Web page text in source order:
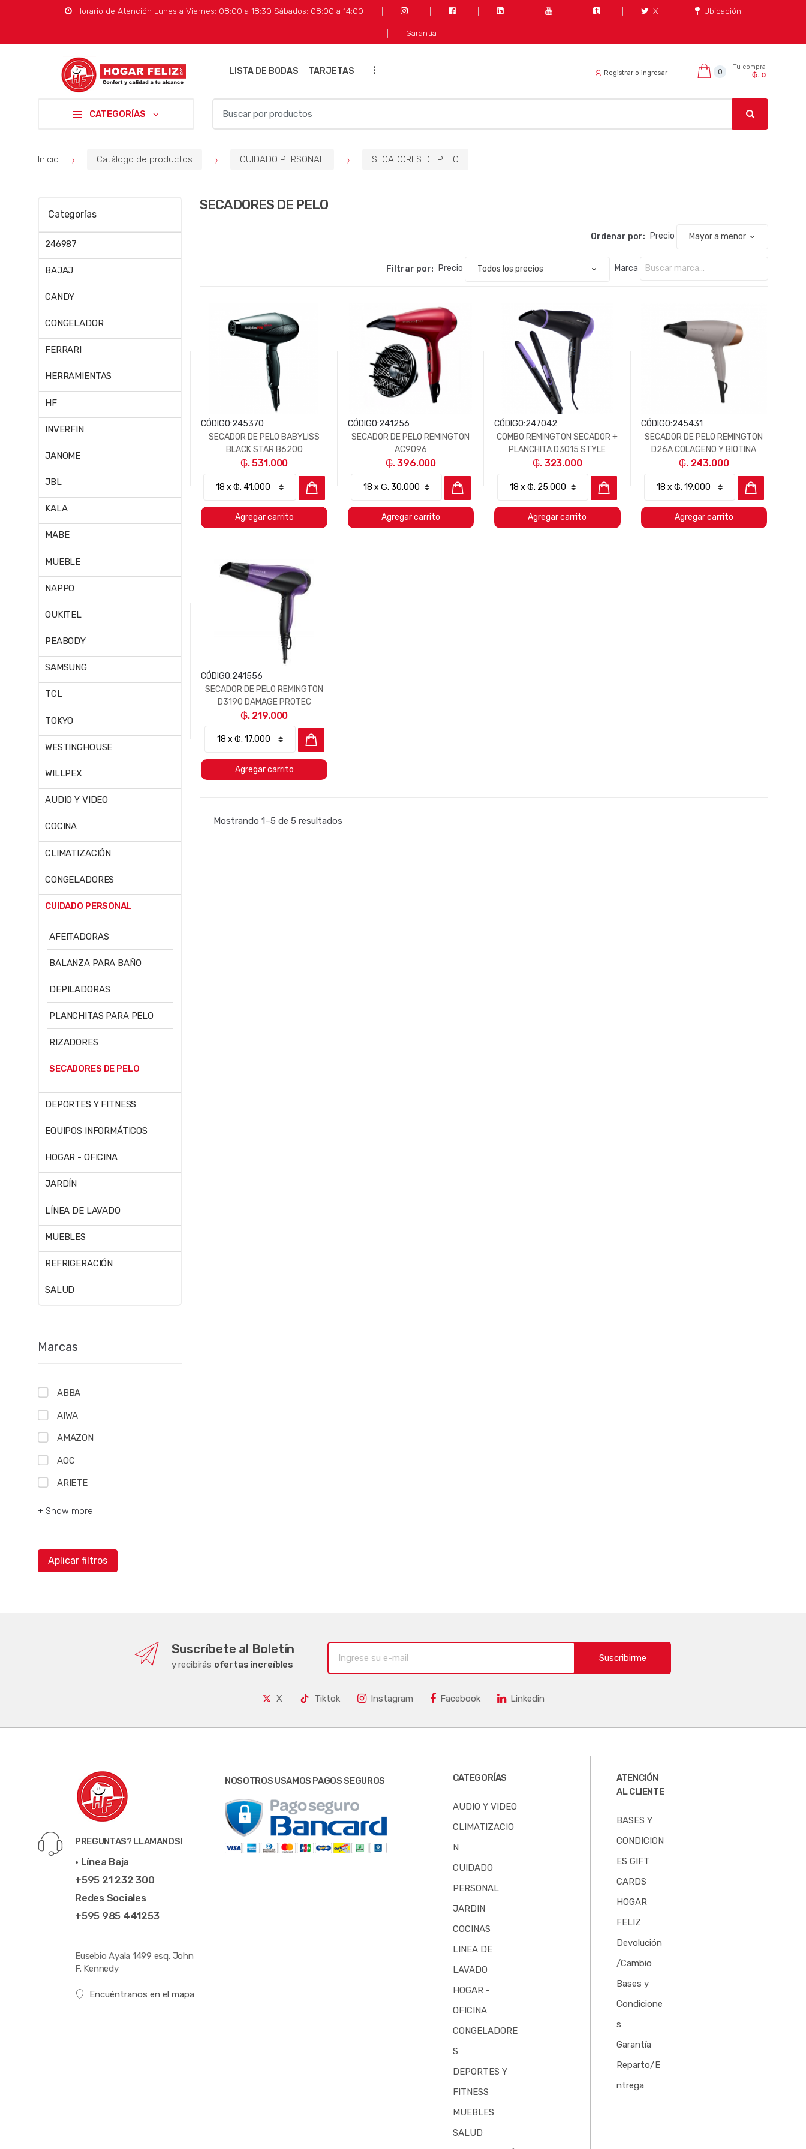
Horario de Atención Lunes a Viernes: 08:00 a 18:30 Sábados: 08:00 a 14:00 X Ubicación
Garantía
LISTA DE BODAS TARJETAS ... Registrar o ingresar 0
Tu compra
₲. 0
CATEGORÍAS
a
o
Inicio Catálogo de productos CUIDADO PERSONAL SECADORES DE PELO
SECADORES DE PELO
Ordenar por: Precio
Filtrar por: Precio Marca
CÓDIGO:245370
SECADOR DE PELO BABYLISS
BLACK STAR B6200
₲. 531.000
Agregar carrito
CÓDIGO:241256
SECADOR DE PELO REMINGTON
AC9096
₲. 396.000
Agregar carrito
CÓDIGO:247042
COMBO REMINGTON SECADOR +
PLANCHITA D3015 STYLE
ESSENTIALS
₲. 323.000
Agregar carrito
CÓDIGO:245431
SECADOR DE PELO REMINGTON
D26A COLAGENO Y BIOTINA
THERAPY
₲. 243.000
Agregar carrito
CÓDIGO:241556
SECADOR DE PELO REMINGTON
D3190 DAMAGE PROTEC
₲. 219.000
Agregar carrito
Mostrando 1–5 de 5 resultados
Categorías
246987
BAJAJ
CANDY
CONGELADOR
FERRARI
HERRAMIENTAS
HF
INVERFIN
JANOME
JBL
KALA
MABE
MUEBLE
NAPPO
OUKITEL
PEABODY
SAMSUNG
TCL
TOKYO
WESTINGHOUSE
WILLPEX
AUDIO Y VIDEO
COCINA
CLIMATIZACIÓN
CONGELADORES
CUIDADO PERSONAL
AFEITADORAS
BALANZA PARA BAÑO
DEPILADORAS
PLANCHITAS PARA PELO
RIZADORES
SECADORES DE PELO
DEPORTES Y FITNESS
EQUIPOS INFORMÁTICOS
HOGAR - OFICINA
JARDÍN
LÍNEA DE LAVADO
MUEBLES
REFRIGERACIÓN
SALUD
Marcas
ABBA
AIWA
AMAZON
AOC
ARIETE
+ Show more
Aplicar filtros
Suscríbete al Boletín
y recibirás ofertas increíbles
Suscribirme
X Tiktok Instagram Facebook Linkedin
PREGUNTAS? LLAMANOS!
• Línea Baja
+595 21 232 300
Redes Sociales
+595 985 441253
Eusebio Ayala 1499 esq. John
F. Kennedy
Encuéntranos en el mapa
NOSOTROS USAMOS PAGOS SEGUROS CATEGORÍAS
AUDIO Y VIDEO
CLIMATIZACIO
N
CUIDADO
PERSONAL
JARDIN
COCINAS
LINEA DE
LAVADO
HOGAR -
OFICINA
CONGELADORE
S
DEPORTES Y
FITNESS
MUEBLES
SALUD
ATENCIÓN
AL CLIENTE
BASES Y
CONDICION
ES GIFT
CARDS
HOGAR
FELIZ
Devolución
/Cambio
Bases y
Condicione
s
Garantía
Reparto/E
ntrega